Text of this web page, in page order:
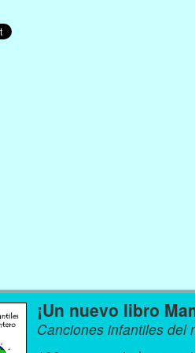
¡Un nuevo libro
Canciones infantiles del